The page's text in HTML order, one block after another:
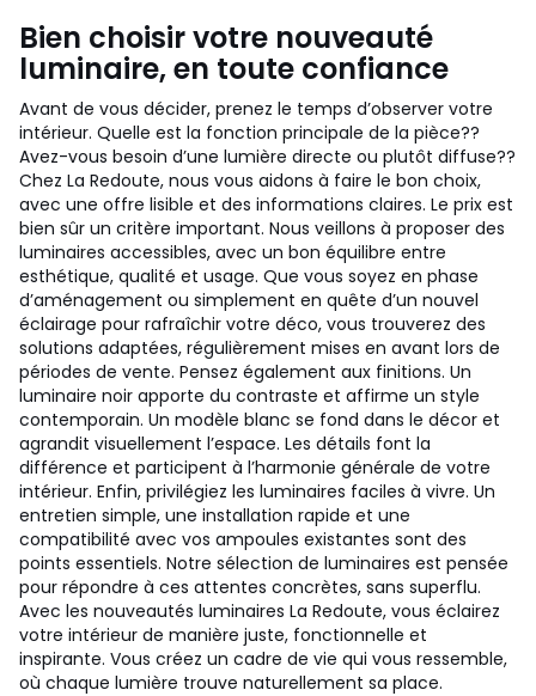
Bien choisir votre nouveauté
luminaire, en toute confiance
Avant de vous décider, prenez le temps d’observer votre
intérieur. Quelle est la fonction principale de la pièce??
Avez-vous besoin d’une lumière directe ou plutôt diffuse??
Chez La Redoute, nous vous aidons à faire le bon choix,
avec une offre lisible et des informations claires. Le prix est
bien sûr un critère important. Nous veillons à proposer des
luminaires accessibles, avec un bon équilibre entre
esthétique, qualité et usage. Que vous soyez en phase
d’aménagement ou simplement en quête d’un nouvel
éclairage pour rafraîchir votre déco, vous trouverez des
solutions adaptées, régulièrement mises en avant lors de
périodes de vente. Pensez également aux finitions. Un
luminaire noir apporte du contraste et affirme un style
contemporain. Un modèle blanc se fond dans le décor et
agrandit visuellement l’espace. Les détails font la
différence et participent à l’harmonie générale de votre
intérieur. Enfin, privilégiez les luminaires faciles à vivre. Un
entretien simple, une installation rapide et une
compatibilité avec vos ampoules existantes sont des
points essentiels. Notre sélection de luminaires est pensée
pour répondre à ces attentes concrètes, sans superflu.
Avec les nouveautés luminaires La Redoute, vous éclairez
votre intérieur de manière juste, fonctionnelle et
inspirante. Vous créez un cadre de vie qui vous ressemble,
où chaque lumière trouve naturellement sa place.